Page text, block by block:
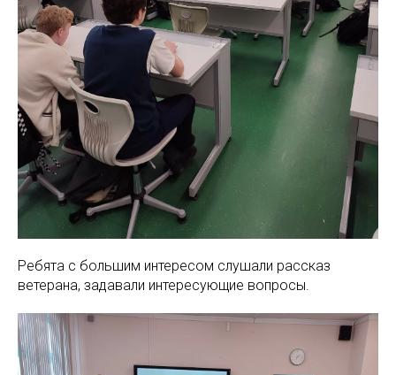
Ребята с большим интересом слушали рассказ
ветерана, задавали интересующие вопросы.